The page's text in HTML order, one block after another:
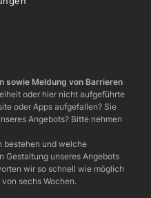
sowie Meldung von Barrieren
oder hier nicht aufgeführte
oder Apps aufgefallen? Sie
Angebots? Bitte nehmen
bestehen und welche
Gestaltung unseres Angebots
wir so schnell wie möglich
sechs Wochen.